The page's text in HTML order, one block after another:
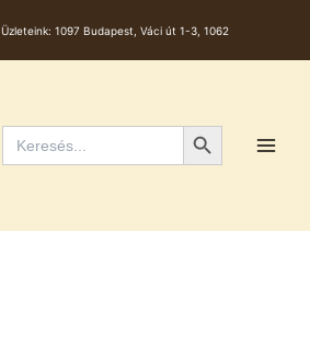
Üzleteink: 1097 Budapest, Váci út 1-3, 1062
Search
for:
Search Button